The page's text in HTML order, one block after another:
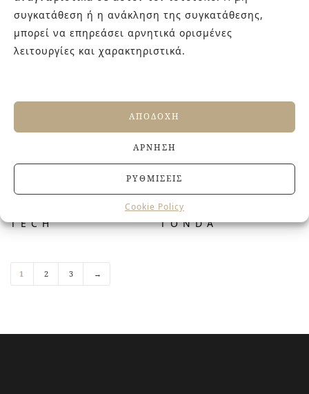
συγκατάθεση ή η ανάκληση της συγκατάθεσης,
μπορεί να επηρεάσει αρνητικά ορισμένες
λειτουργίες και χαρακτηριστικά.
ΑΠΟΔΟΧΉ
ΆΡΝΗΣΗ
ΡΥΘΜΊΣΕΙΣ
Cookie Policy
€92.00 €64.00
TECH TONDA
1 2 3 →